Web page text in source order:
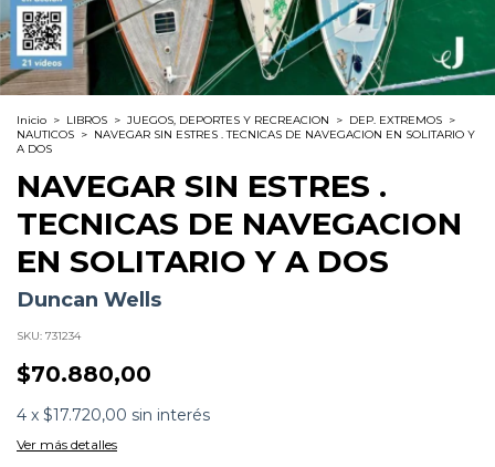
Inicio > LIBROS > JUEGOS, DEPORTES Y RECREACION > DEP. EXTREMOS >
NAUTICOS > NAVEGAR SIN ESTRES . TECNICAS DE NAVEGACION EN SOLITARIO Y
A DOS
NAVEGAR SIN ESTRES .
TECNICAS DE NAVEGACION
EN SOLITARIO Y A DOS
Duncan Wells
SKU: 731234
$70.880,00
4 x $17.720,00 sin interés
Ver más detalles